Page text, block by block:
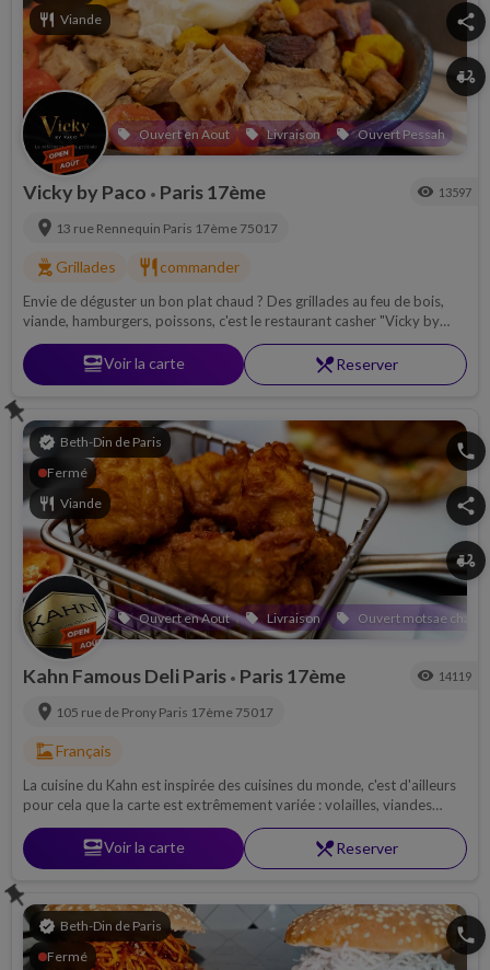
restaurant Viande
local_offer Ouvert en Aout local_offer Livraison local_offer Ouvert Pessah
share
delivery_dining
Vicky by Paco • Paris 17ème visibility 13597
location_on 13 rue Rennequin Paris 17ème 75017
outdoor_grill Grillades restaurant commander
Envie de déguster un bon plat chaud ? Des grillades au feu de bois,
viande, hamburgers, poissons, c'est le restaurant casher "Vicky by
Paco" où il faut se rendre !
set_mealVoir la carte restaurant_menuReserver
verified Beth-Din de Paris
Fermé
restaurant Viande
local_offer Ouvert en Aout local_offer Livraison local_offer Ouvert motsae
phone
share
delivery_dining
Kahn Famous Deli Paris • Paris 17ème visibility 14119
location_on 105 rue de Prony Paris 17ème 75017
dinner_diningFrançais
La cuisine du Kahn est inspirée des cuisines du monde, c'est d'ailleurs
pour cela que la carte est extrêmement variée : volailles, viandes
braisées, salades, poissons, burgers ... Faites votre choix !
set_mealVoir la carte restaurant_menuReserver
verified Beth-Din de Paris
Fermé
phone